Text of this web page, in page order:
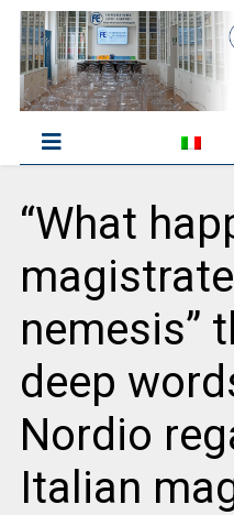
“What
nemesis”
deep
Nordio
Italian